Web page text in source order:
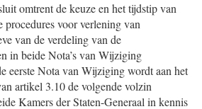
omtrent de keuze en het tijdstip van
procedures voor verlening van
van de verdeling van de
in beide Nota’s van Wijziging
eerste Nota van Wijziging wordt aan het
artikel 3.10 de volgende volzin
Kamers der Staten-Generaal in kennis